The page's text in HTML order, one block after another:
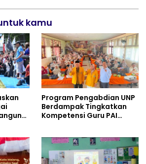
SDGs
kamu
Program Pengabdian UNP
Berdampak Tingkatkan
Kompetensi Guru PAI